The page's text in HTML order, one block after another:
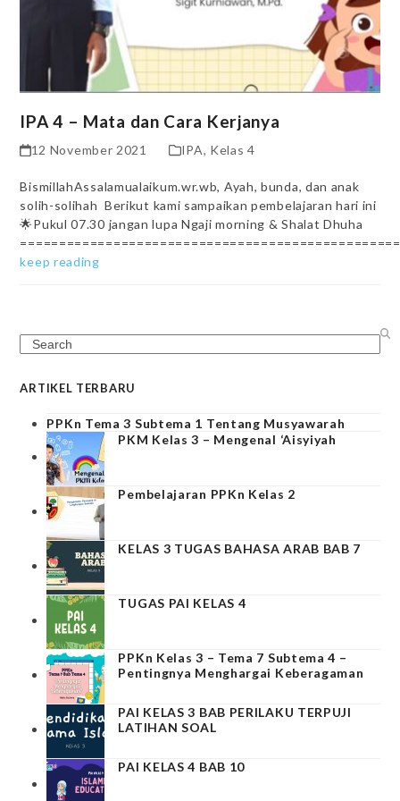
IPA 4 – Mata dan Cara Kerjanya
12 November 2021 IPA, Kelas 4
BismillahAssalamualaikum.wr.wb, Ayah, bunda, dan anak
solih-solihah Berikut kami sampaikan pembelajaran hari ini
🌟Pukul 07.30 jangan lupa Ngaji morning & Shalat Dhuha
keep reading
Search
ARTIKEL TERBARU
PPKn Tema 3 Subtema 1 Tentang Musyawarah
PKM Kelas 3 – Mengenal ‘Aisyiyah
Pembelajaran PPKn Kelas 2
KELAS 3 TUGAS BAHASA ARAB BAB 7
TUGAS PAI KELAS 4
PPKn Kelas 3 – Tema 7 Subtema 4 –
Pentingnya Menghargai Keberagaman
PAI KELAS 3 BAB PERILAKU TERPUJI
LATIHAN SOAL
PAI KELAS 4 BAB 10